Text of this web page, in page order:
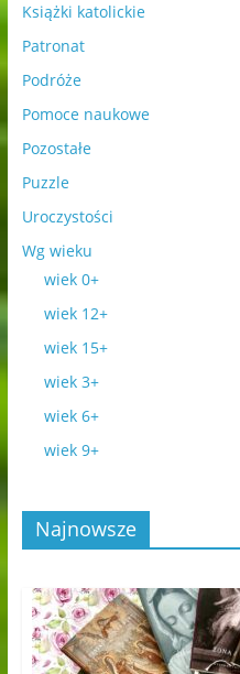
Książki katolickie
Patronat
Podróże
Pomoce naukowe
Pozostałe
Puzzle
Uroczystości
Wg wieku
wiek 0+
wiek 12+
wiek 15+
wiek 3+
wiek 6+
wiek 9+
Najnowsze